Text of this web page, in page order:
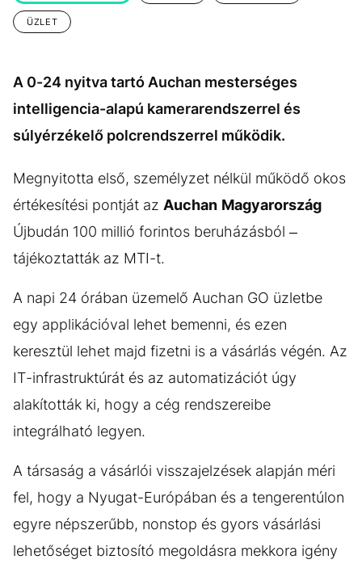
KÖZÉLET UTAZÁS
ÉLETMÓD
VIDEÓ TÖRTÉNETEK
GASZTRO
ÜZLET
A 0-24 nyitva tartó Auchan mesterséges
intelligencia-alapú kamerarendszerrel és
súlyérzékelő polcrendszerrel működik.
Megnyitotta első, személyzet nélkül működő okos
értékesítési pontját az Auchan Magyarország
Újbudán 100 millió forintos beruházásból –
tájékoztatták az MTI-t.
A napi 24 órában üzemelő Auchan GO üzletbe
egy applikációval lehet bemenni, és ezen
keresztül lehet majd fizetni is a vásárlás végén. Az
IT-infrastruktúrát és az automatizációt úgy
alakították ki, hogy a cég rendszereibe
integrálható legyen.
A társaság a vásárlói visszajelzések alapján méri
fel, hogy a Nyugat-Európában és a tengerentúlon
egyre népszerűbb, nonstop és gyors vásárlási
lehetőséget biztosító megoldásra mekkora igény